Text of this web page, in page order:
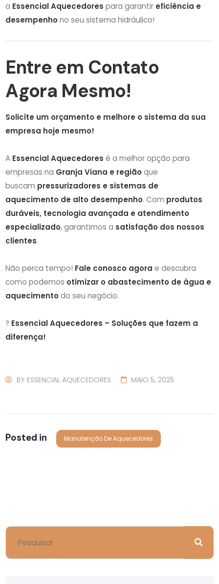
a Essencial Aquecedores para garantir eficiência e
desempenho no seu sistema hidráulico!
Entre em Contato
Agora Mesmo!
Solicite um orçamento e melhore o sistema da sua
empresa hoje mesmo!
A Essencial Aquecedores é a melhor opção para
empresas na Granja Viana e região que
buscam pressurizadores e sistemas de
aquecimento de alto desempenho. Com produtos
duráveis, tecnologia avançada e atendimento
especializado, garantimos a satisfação dos nossos
clientes.
Não perca tempo! Fale conosco agora e descubra
como podemos otimizar o abastecimento de água e
aquecimento do seu negócio.
? Essencial Aquecedores – Soluções que fazem a
diferença!
BY ESSENCIAL AQUECEDORES MAIO 5, 2025
Posted in Manutenção De Aquecedores